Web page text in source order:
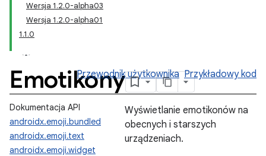
Wersja 1.2.0-alpha03
Wersja 1.2.0-alpha01
1.1.0
EmotikonyPrzewodnik użytkownika Przykładowy kod
Dokumentacja API
androidx.emoji.bundled
androidx.emoji.text
androidx.emoji.widget
Wyświetlanie emotikonów na
obecnych i starszych
urządzeniach.